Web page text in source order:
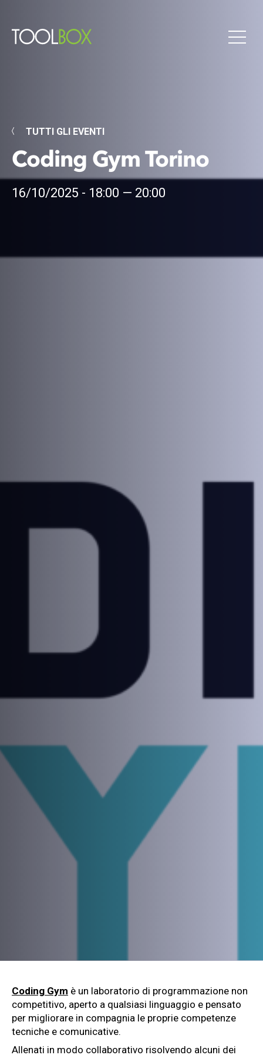
TUTTI GLI EVENTI
Coding Gym Torino
16/10/2025 - 18:00 — 20:00
Coding Gym è un laboratorio di programmazione non
competitivo, aperto a qualsiasi linguaggio e pensato
per migliorare in compagnia le proprie competenze
tecniche e comunicative.
Allenati in modo collaborativo risolvendo alcuni dei